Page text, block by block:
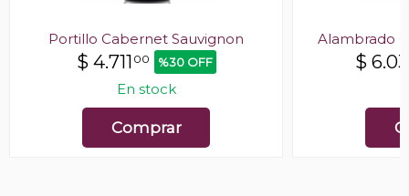
Portillo Cabernet Sauvignon
$ 4.711 00 %30 OFF
En stock
Comprar
Alambrado
$